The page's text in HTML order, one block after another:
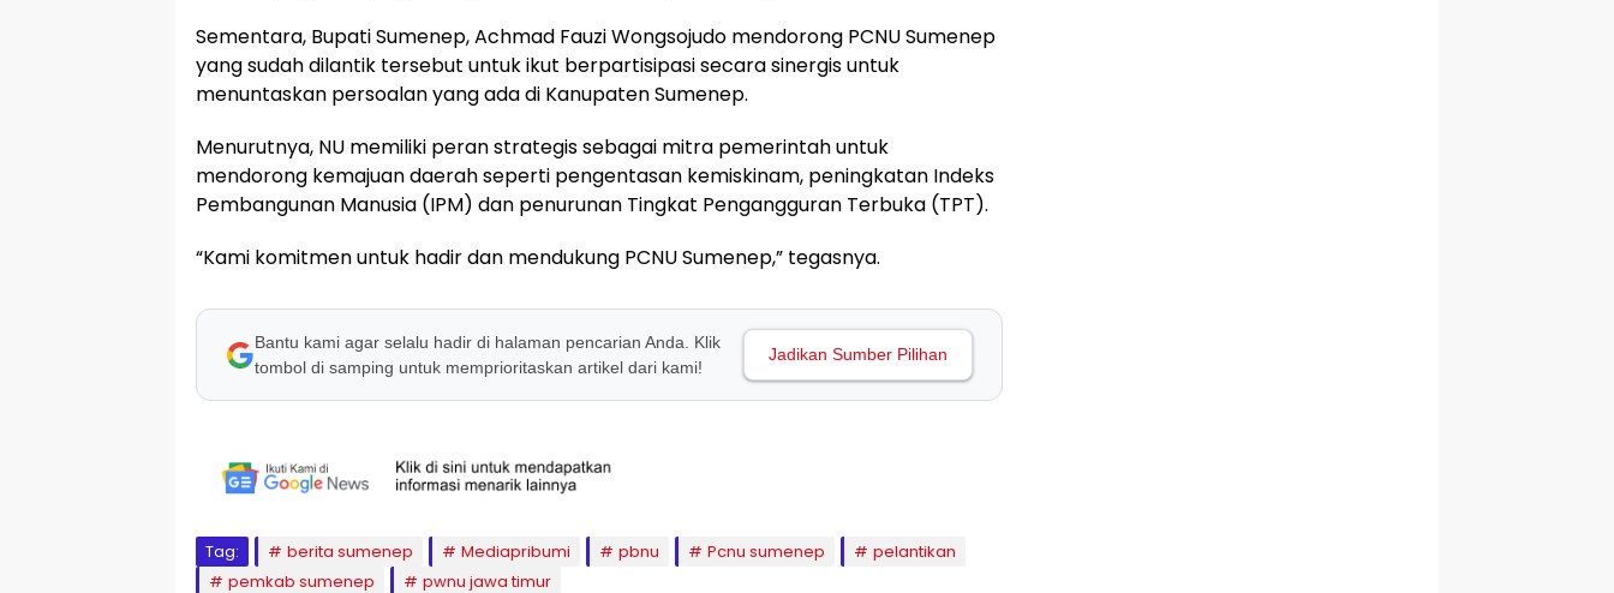
Sementara, Bupati Sumenep, Achmad Fauzi Wongsojudo mendorong PCNU Sumenep
yang sudah dilantik tersebut untuk ikut berpartisipasi secara sinergis untuk
menuntaskan persoalan yang ada di Kanupaten Sumenep.
Menurutnya, NU memiliki peran strategis sebagai mitra pemerintah untuk
mendorong kemajuan daerah seperti pengentasan kemiskinam, peningkatan Indeks
Pembangunan Manusia (IPM) dan penurunan Tingkat Pengangguran Terbuka (TPT).
“Kami komitmen untuk hadir dan mendukung PCNU Sumenep,” tegasnya.
Bantu kami agar selalu hadir di halaman pencarian Anda. Klik
tombol di samping untuk memprioritaskan artikel dari kami!
Jadikan Sumber Pilihan
Tag: berita sumenep Mediapribumi pbnu Pcnu sumenep
pelantikan
pemkab sumenep
pwnu jawa timur